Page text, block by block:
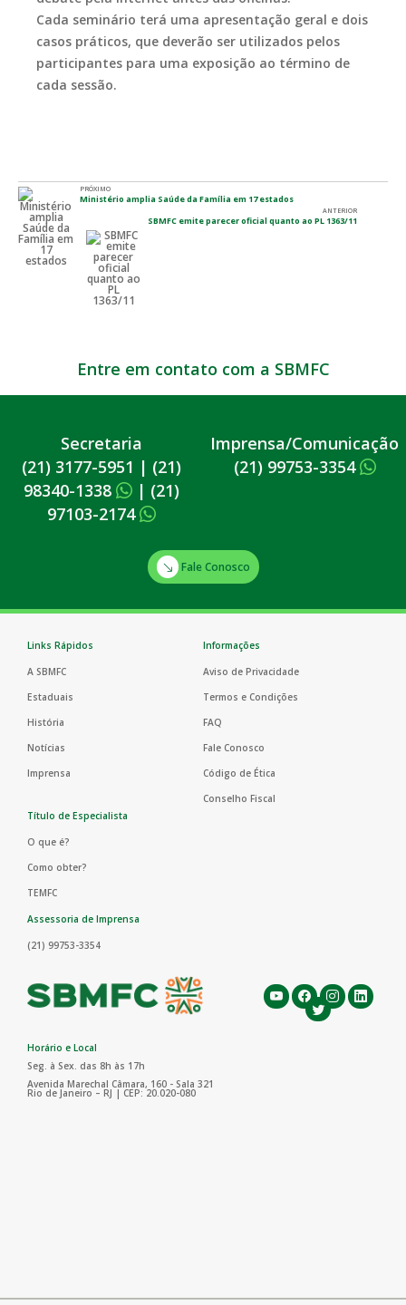
Cada seminário terá uma apresentação geral e dois
casos práticos, que deverão ser utilizados pelos
participantes para uma exposição ao término de
cada sessão.
PRÓXIMO
Ministério amplia Saúde da Família em 17 estados
ANTERIOR
SBMFC emite parecer oficial quanto ao PL 1363/11
Entre em contato com a SBMFC
Secretaria
(21) 3177-5951 | (21)
98340-1338
| (21)
97103-2174
Imprensa/Comunicação
(21) 99753-3354
Fale Conosco
Links Rápidos
A SBMFC
Estaduais
História
Notícias
Imprensa
Informações
Aviso de Privacidade
Termos e Condições
FAQ
Fale Conosco
Código de Ética
Conselho Fiscal
Título de Especialista
O que é?
Como obter?
TEMFC
Assessoria de Imprensa
(21) 99753-3354
Horário e Local
Seg. à Sex. das 8h às 17h
Avenida Marechal Câmara, 160 - Sala 321
Rio de Janeiro – RJ | CEP: 20.020-080